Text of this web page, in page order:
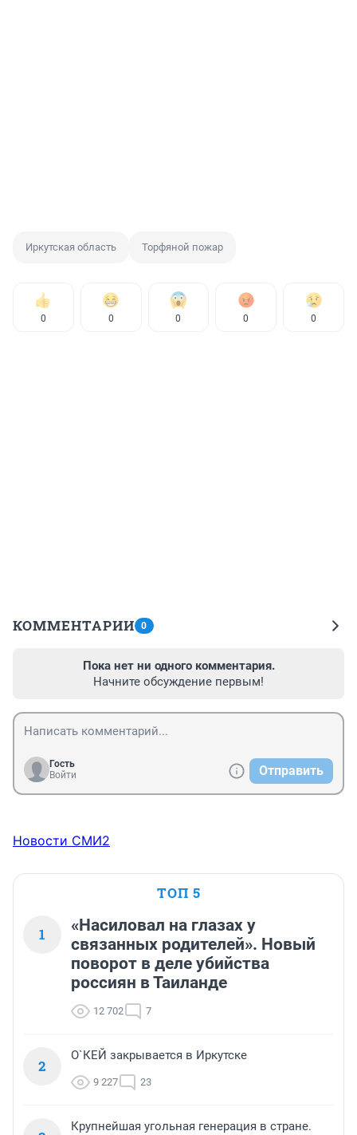
Иркутская область Торфяной пожар
0 0 0 0 0
КОММЕНТАРИИ 0
Пока нет ни одного комментария.
Начните обсуждение первым!
Гость
Войти
Отправить
Новости СМИ2
ТОП 5
1
«Насиловал на глазах у
связанных родителей». Новый
поворот в деле убийства
россиян в Таиланде
12 702 7
2
О`КЕЙ закрывается в Иркутске
9 227 23
Крупнейшая угольная генерация в стране.